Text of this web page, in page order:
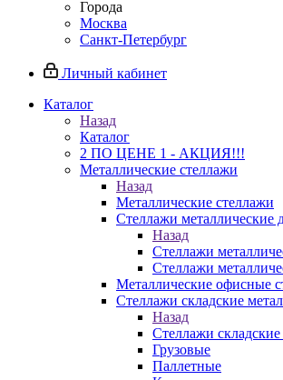
Города
Москва
Санкт-Петербург
Личный кабинет
Каталог
Назад
Каталог
2 ПО ЦЕНЕ 1 - АКЦИЯ!!!
Металлические стеллажи
Назад
Металлические стеллажи
Стеллажи металлические
Назад
Стеллажи
Стеллажи
Металлические офисные
Стеллажи складские
Назад
Стеллажи
Грузовые
Паллетные